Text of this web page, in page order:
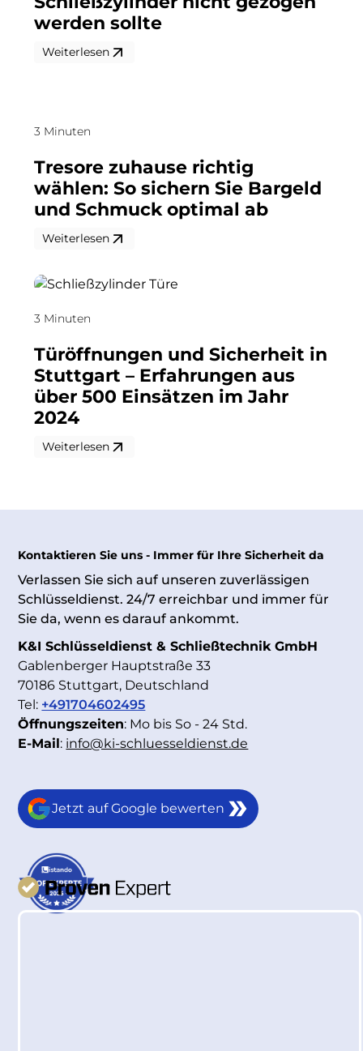
werden sollte
Weiterlesen
3 Minuten
Tresore zuhause richtig
wählen: So sichern Sie Bargeld
und Schmuck optimal ab
Weiterlesen
3 Minuten
Türöffnungen und Sicherheit in
Stuttgart – Erfahrungen aus
über 500 Einsätzen im Jahr
2024
Weiterlesen
Kontaktieren Sie uns - Immer für Ihre Sicherheit da
Verlassen Sie sich auf unseren zuverlässigen
Schlüsseldienst. 24/7 erreichbar und immer für
Sie da, wenn es darauf ankommt.
K&I Schlüsseldienst & Schließtechnik GmbH
Gablenberger Hauptstraße 33
70186 Stuttgart, Deutschland
Tel: +491704602495
Öffnungszeiten: Mo bis So - 24 Std.
E-Mail: info@ki-schluesseldienst.de
Jetzt auf Google bewerten